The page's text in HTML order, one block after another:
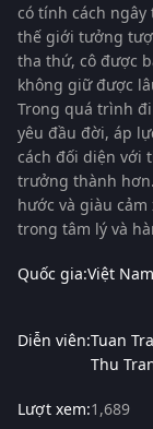
có tính cách
thế giới tưởng
tha thứ, cô được
không giữ được
Trong quá trình
yêu đầu đời, áp
cách đối diện với
trưởng thành
hước và giàu
trong tâm lý và
Quốc gia:Việt Nam
Diễn viên:Tuan
Thu
Lượt xem:1,689